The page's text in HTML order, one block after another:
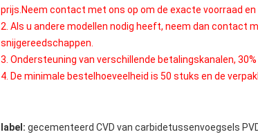
prijs.Neem contact met ons op om de exacte voorraad
2. Als u andere modellen nodig heeft, neem dan contact
snijgereedschappen.
3. Ondersteuning van verschillende betalingskanalen,
4. De minimale bestelhoeveelheid is 50 stuks en de
label: gecementeerd CVD van carbidetussenvoegsels